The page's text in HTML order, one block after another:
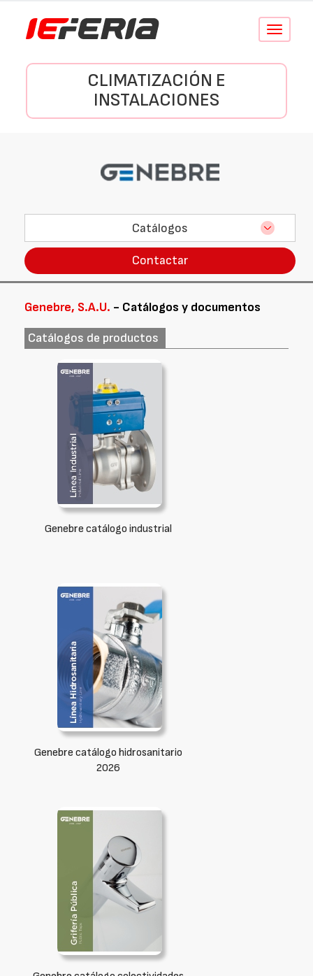
Conmutar
CLIMATIZACIÓN E
INSTALACIONES
Catálogos
Contactar
Genebre, S.A.U. - Catálogos y documentos
Catálogos de productos
Genebre catálogo industrial
Genebre catálogo hidrosanitario
2026